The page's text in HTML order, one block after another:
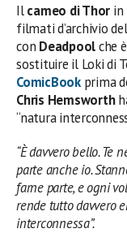
Ilcameo di Thor in
filmati d’archivio
con Deadpoolche
sostituire il Loki di
ComicBookprima
Chris Hemsworth
“natura
“È davvero bello. Te
parte anche io.
farne parte, e ogni
rende tutto davvero
interconnessa”.